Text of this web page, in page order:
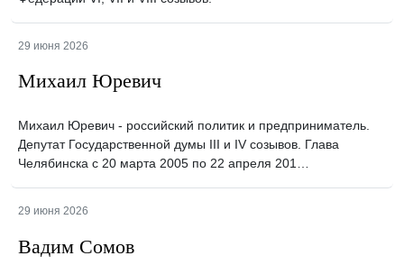
29 июня 2026
Михаил Юревич
Михаил Юревич - российский политик и предприниматель.
Депутат Государственной думы III и IV созывов. Глава
Челябинска с 20 марта 2005 по 22 апреля 201…
29 июня 2026
Вадим Сомов